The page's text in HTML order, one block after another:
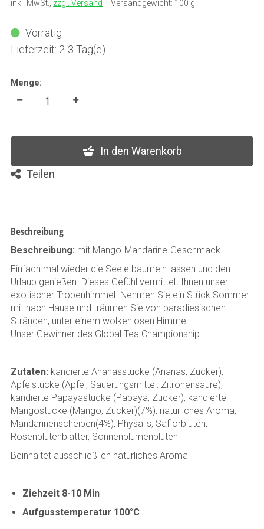
inkl. MwSt. zzgl. Versand Versandgewicht: 100 g
Vorrätig
Lieferzeit: 2-3 Tag(e)
Menge:
In den Warenkorb
Teilen
Beschreibung
Beschreibung: mit Mango-Mandarine-Geschmack
Einfach mal wieder die Seele baumeln lassen und den
Urlaub genießen. Dieses Gefühl vermittelt Ihnen unser
exotischer Tropenhimmel. Nehmen Sie ein Stück Sommer
mit nach Hause und träumen Sie von paradiesischen
Stränden, unter einem wolkenlosen Himmel.
Unser Gewinner des Global Tea Championship.
Zutaten: kandierte Ananasstücke (Ananas, Zucker),
Apfelstücke (Apfel, Säuerungsmittel: Zitronensäure),
kandierte Papayastücke (Papaya, Zucker), kandierte
Mangostücke (Mango, Zucker)(7%), natürliches Aroma,
Mandarinenscheiben(4%), Physalis, Saflorblüten,
Rosenblütenblätter, Sonnenblumenblüten
Beinhaltet ausschließlich natürliches Aroma
Ziehzeit 8-10 Min
Aufgusstemperatur 100°C